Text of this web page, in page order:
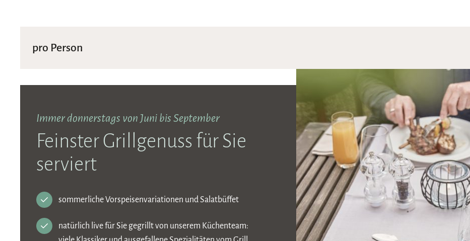
pro Person
Immer donnerstags von Juni bis September
Feinster Grillgenuss für Sie
serviert
sommerliche Vorspeisenvariationen und Salatbüffet
natürlich live für Sie gegrillt von unserem Küchenteam: